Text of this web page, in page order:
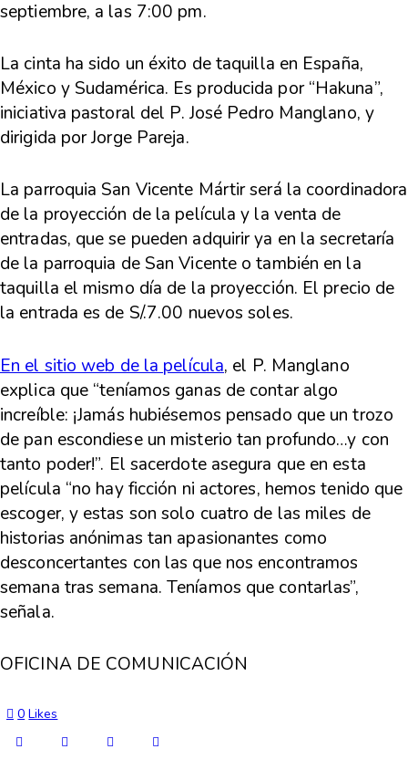
septiembre, a las 7:00 pm.
La cinta ha sido un éxito de taquilla en España,
México y Sudamérica. Es producida por “Hakuna”,
iniciativa pastoral del P. José Pedro Manglano, y
dirigida por Jorge Pareja.
La parroquia San Vicente Mártir será la coordinadora
de la proyección de la película y la venta de
entradas, que se pueden adquirir ya en la secretaría
de la parroquia de San Vicente o también en la
taquilla el mismo día de la proyección. El precio de
la entrada es de S/.7.00 nuevos soles.
En el sitio web de la película, el P. Manglano
explica que “teníamos ganas de contar algo
increíble: ¡Jamás hubiésemos pensado que un trozo
de pan escondiese un misterio tan profundo…y con
tanto poder!”. El sacerdote asegura que en esta
película “no hay ficción ni actores, hemos tenido que
escoger, y estas son solo cuatro de las miles de
historias anónimas tan apasionantes como
desconcertantes con las que nos encontramos
semana tras semana. Teníamos que contarlas”,
señala.
OFICINA DE COMUNICACIÓN
0 Likes